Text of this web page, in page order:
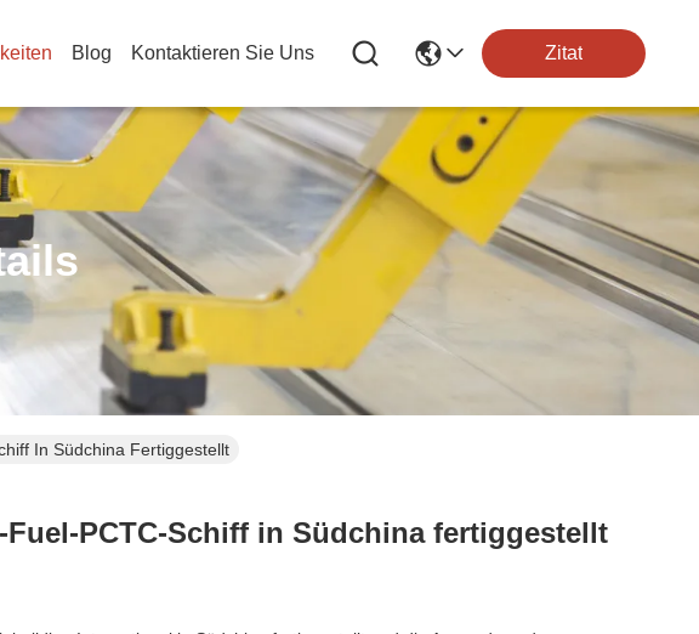
Blog Kontaktieren Sie Uns Zitat
In Südchina Fertiggestellt
PCTC-Schiff in Südchina fertiggestellt